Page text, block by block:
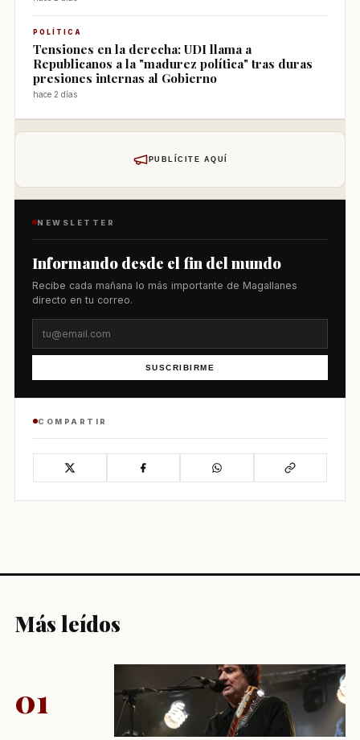
POLÍTICA
Tensiones en la derecha: UDI llama a
Republicanos a la "madurez política" tras duras
presiones internas al Gobierno
hace 2 días
PUBLÍCITE AQUÍ
NEWSLETTER
Informando desde el fin del mundo
Recibe cada mañana lo más importante de Magallanes
directo en tu correo.
SUSCRIBIRME
COMPARTIR
Más leídos
01